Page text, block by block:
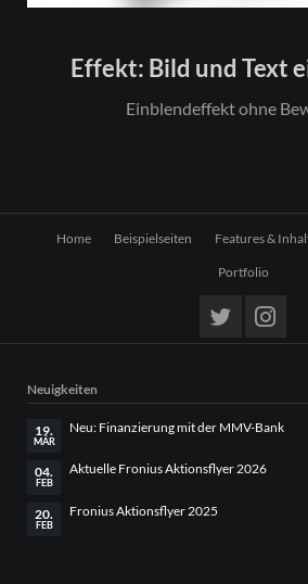
Effekt: Bild und Text
Einblendeffekt ohne
Home Beispielseiten Features &
Portfolio
Neuigkeiten
19.
MÄR
Neu: Finanzierung mit der MMV-Bank
04.
FEB
Aktuelle Fronius Aktionsflyer 2026
20.
FEB
Fronius Aktionsflyer 2025